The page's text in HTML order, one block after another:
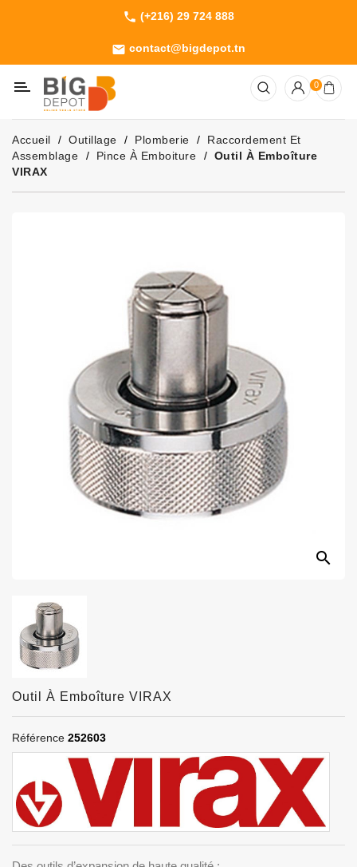
phone (+216) 29 724 888
email contact@bigdepot.tn
Machines
Outillage
Jardinage
Consommables
0
Accueil Outillage Plomberie
Raccordement Et
Assemblage
Pince À Emboiture
Outil À Emboîture
VIRAX
search
Outil À Emboîture VIRAX
Référence 252603